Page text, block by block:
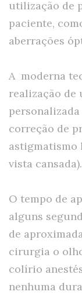
utilização de
paciente,
aberrações
A moderna
realização
correção de
astigmatismo
vista cansada).
O tempo de
alguns
de
cirurgia o
colírio
nenhuma